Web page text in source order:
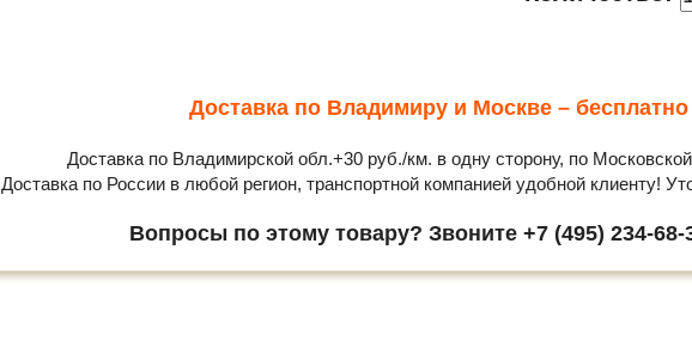
Доставка по Владимиру и Москве –
Доставка по Владимирской обл.+30 руб./км. в одну сторону, по
Доставка по России в любой регион, транспортной компанией удобной клиенту!
Вопросы по этому товару? Звоните +7 (495) 234-68-